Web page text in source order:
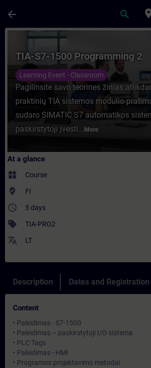
arrow_back search
Course - TIA-S7-1500
TIA-S7-1500 Programming 2
Learning Event - Classroom
Pagilinsite savo teorines žinias
praktinių TIA sistemos modulio
sudaro SIMATIC S7 automatikos
paskirstytoji įvesti... More
At a glance
widgets Course
where_to_vote FI
access_time 5 days
sell TIA-PRO2
translate LT
Description Dates and Registration
Content
• Paleidimas - S7-1500
• Paleidimas – paskirstytoji I/O sistema
• PLC Tags
• Paleidimas - HMI
• Programos projektavimo metodai